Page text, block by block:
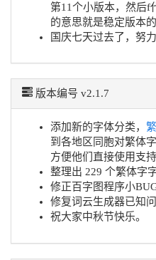
第11个小版本，然后f
的意思就是稳定版本的
国庆七天过去了，努
版本编号 v2.1.7
添加新的字体分类，
到各地区同胞对繁体
方便他们直接使用支
整理出 229 个繁体字字
修正百字图程序小
修复词云生成器已知问
祝大家中秋节快乐。